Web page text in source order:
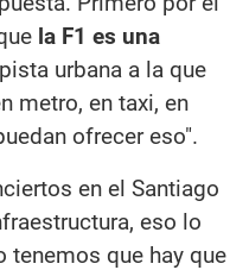
la F1 es una
urbana a la que
metro, en taxi, en
ofrecer eso".
en el Santiago
eso lo
tenemos que hay que